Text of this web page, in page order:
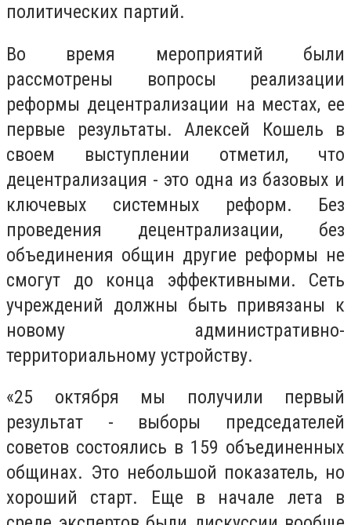
политических партий.
Во время мероприятий были
рассмотрены вопросы реализации
реформы децентрализации на местах, ее
первые результаты. Алексей Кошель в
своем выступлении отметил, что
децентрализация - это одна из базовых и
ключевых системных реформ. Без
проведения децентрализации, без
объединения общин другие реформы не
смогут до конца эффективными. Сеть
учреждений должны быть привязаны к
новому административно-
территориальному устройству.
«25 октября мы получили первый
результат - выборы председателей
советов состоялись в 159 объединенных
общинах. Это небольшой показатель, но
хороший старт. Еще в начале лета в